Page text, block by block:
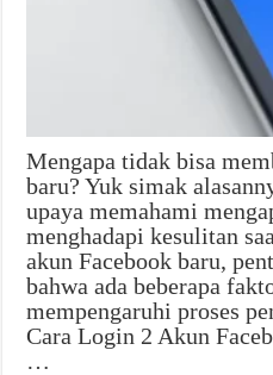
Mengapa tidak bisa
baru? Yuk simak
upaya memahami
menghadapi kesulitan
akun Facebook baru,
bahwa ada beberapa
mempengaruhi proses
Cara Login 2 Akun
…